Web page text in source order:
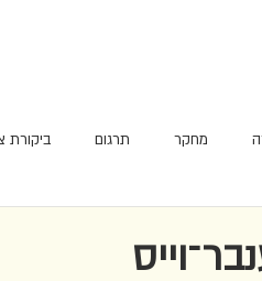
מחקר תרגום ביקורת